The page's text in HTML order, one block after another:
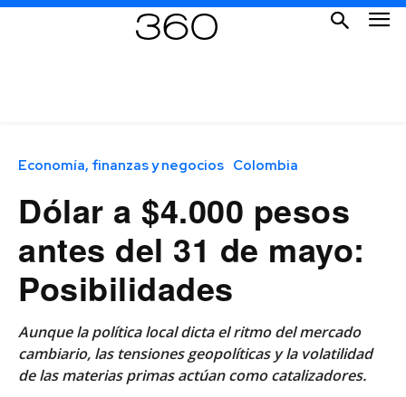
Economía, finanzas y negocios Colombia
Dólar a $4.000 pesos
antes del 31 de mayo:
Posibilidades
Aunque la política local dicta el ritmo del mercado
cambiario, las tensiones geopolíticas y la volatilidad
de las materias primas actúan como catalizadores.